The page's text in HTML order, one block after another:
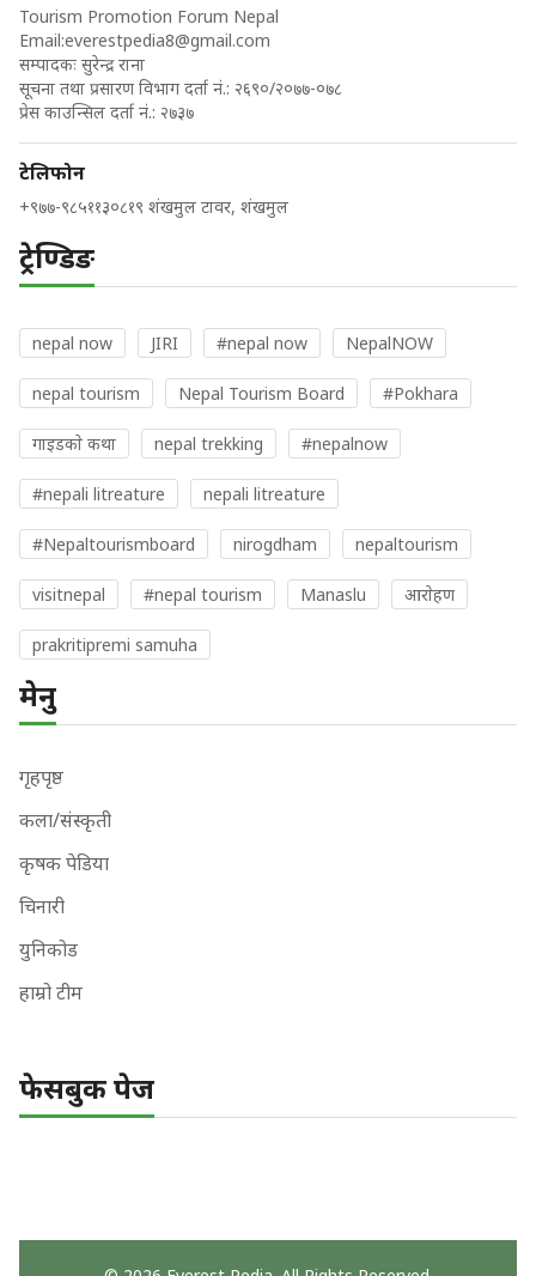
Tourism Promotion Forum Nepal
Email:everestpedia8@gmail.com
सम्पादकः सुरेन्द्र राना
सूचना तथा प्रसारण विभाग दर्ता नं.: २६९०/२०७७-०७८
प्रेस काउन्सिल दर्ता नं.: २७३७
टेलिफोन
+९७७-९८५११३०८१९ शंखमुल टावर, शंखमुल
ट्रेण्डिङ
nepal now JIRI #nepal now NepalNOW
nepal tourism Nepal Tourism Board #Pokhara
गाइडकाे कथा nepal trekking #nepalnow
#nepali litreature nepali litreature
#Nepaltourismboard nirogdham nepaltourism
visitnepal #nepal tourism Manaslu आराेहण
prakritipremi samuha
मेनु
गृहपृष्ठ
कला/संस्कृती
कृषक पेडिया
चिनारी
युनिकोड
हाम्रो टीम
फेसबुक पेज